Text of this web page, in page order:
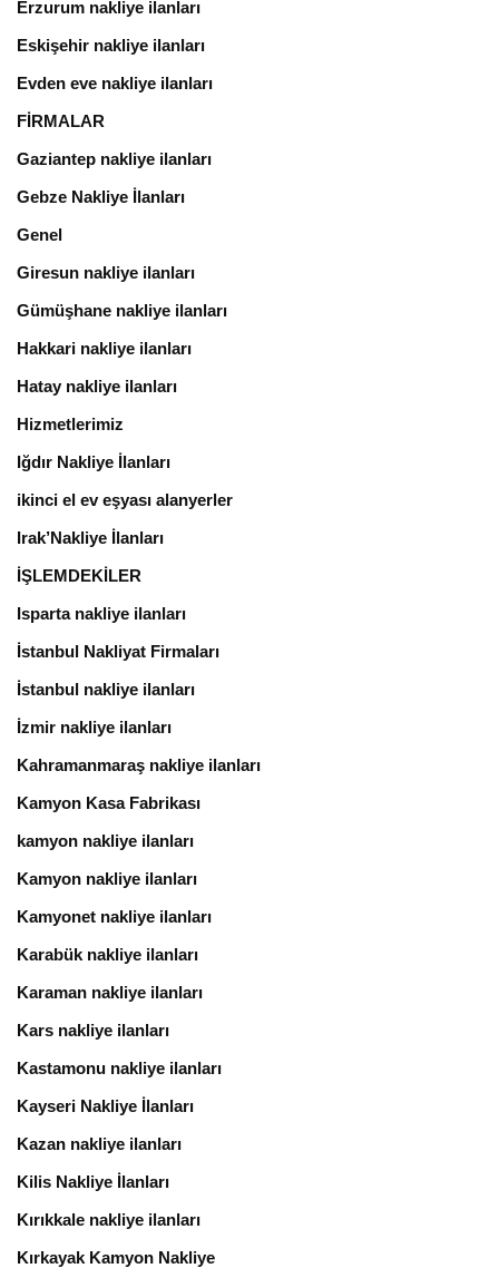
Erzurum nakliye ilanları
Eskişehir nakliye ilanları
Evden eve nakliye ilanları
FİRMALAR
Gaziantep nakliye ilanları
Gebze Nakliye İlanları
Genel
Giresun nakliye ilanları
Gümüşhane nakliye ilanları
Hakkari nakliye ilanları
Hatay nakliye ilanları
Hizmetlerimiz
Iğdır Nakliye İlanları
ikinci el ev eşyası alanyerler
Irak’Nakliye İlanları
İŞLEMDEKİLER
Isparta nakliye ilanları
İstanbul Nakliyat Firmaları
İstanbul nakliye ilanları
İzmir nakliye ilanları
Kahramanmaraş nakliye ilanları
Kamyon Kasa Fabrikası
kamyon nakliye ilanları
Kamyon nakliye ilanları
Kamyonet nakliye ilanları
Karabük nakliye ilanları
Karaman nakliye ilanları
Kars nakliye ilanları
Kastamonu nakliye ilanları
Kayseri Nakliye İlanları
Kazan nakliye ilanları
Kilis Nakliye İlanları
Kırıkkale nakliye ilanları
Kırkayak Kamyon Nakliye